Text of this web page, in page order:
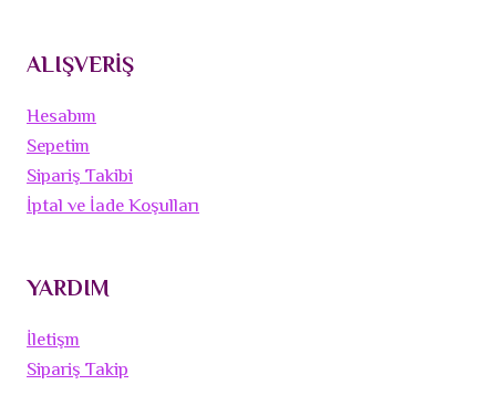
ALIŞVERİŞ
Hesabım
Sepetim
Sipariş Takibi
İptal ve İade Koşulları
YARDIM
İletişm
Sipariş Takip